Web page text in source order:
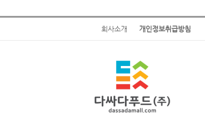
회사소개 개인정보취급방침